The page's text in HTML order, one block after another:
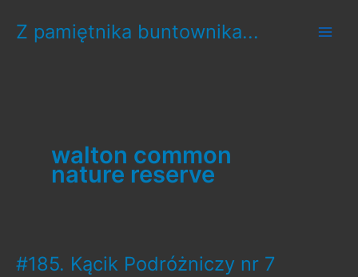
content
Z pamiętnika buntownika...
walton common
nature reserve
#185. Kącik Podróżniczy nr 7